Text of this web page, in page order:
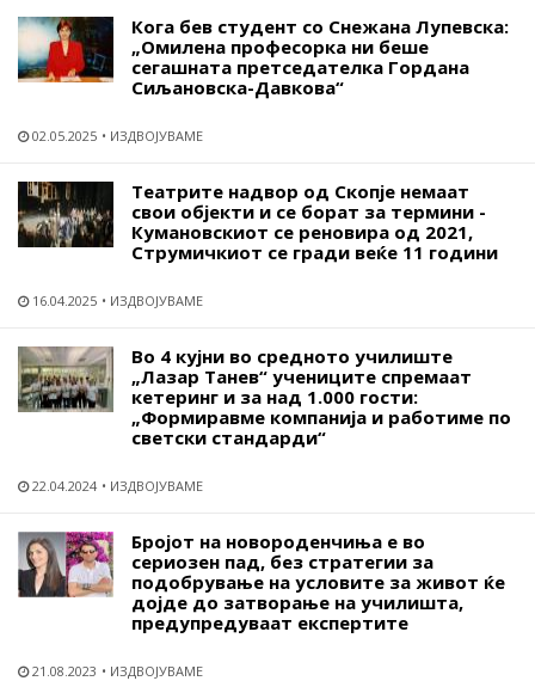
Кога бев студент со Снежана Лупевска:
„Омилена професорка ни беше
сегашната претседателка Гордана
Сиљановска-Давкова“
02.05.2025 ИЗДВОЈУВАМЕ
Театрите надвор од Скопје немаат
свои објекти и се борат за термини -
Кумановскиот се реновира од 2021,
Струмичкиот се гради веќе 11 години
16.04.2025 ИЗДВОЈУВАМЕ
Во 4 кујни во средното училиште
„Лазар Танев“ учениците спремаат
кетеринг и за над 1.000 гости:
„Формиравме компанија и работиме по
светски стандарди“
22.04.2024 ИЗДВОЈУВАМЕ
Бројот на новороденчиња е во
сериозен пад, без стратегии за
подобрување на условите за живот ќе
дојде до затворање на училишта,
предупредуваат експертите
21.08.2023 ИЗДВОЈУВАМЕ